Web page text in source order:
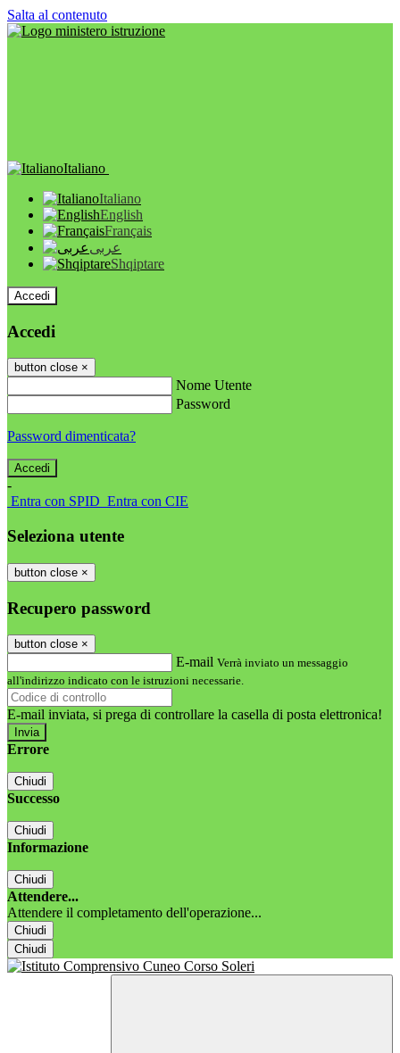
Salta al contenuto
Italiano
Italiano
English
Français
عربى
Shqiptare
Accedi
Accedi
button close ×
Nome Utente
Password
Password dimenticata?
-
Entra con SPID Entra con CIE
Seleziona utente
button close ×
Recupero password
button close ×
E-mail Verrà inviato un messaggio
all'indirizzo indicato con le istruzioni necessarie.
E-mail inviata, si prega di controllare la casella di posta elettronica!
Errore
Chiudi
Successo
Chiudi
Informazione
Chiudi
Attendere...
Attendere il completamento dell'operazione...
Chiudi
Chiudi